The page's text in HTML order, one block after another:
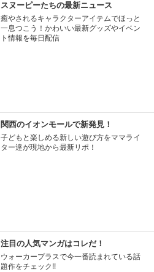
スヌーピーたちの最新ニュース
癒やされるキャラクターアイテムでほっと
一息つこう！かわいい最新グッズやイベン
ト情報を毎日配信
関西のイオンモールで新発見！
子どもと楽しめる新しい遊び方をママライ
ター達が現地から最新リポ！
注目の人気マンガはコレだ！
ウォーカープラスで今一番読まれている話
題作をチェック!!